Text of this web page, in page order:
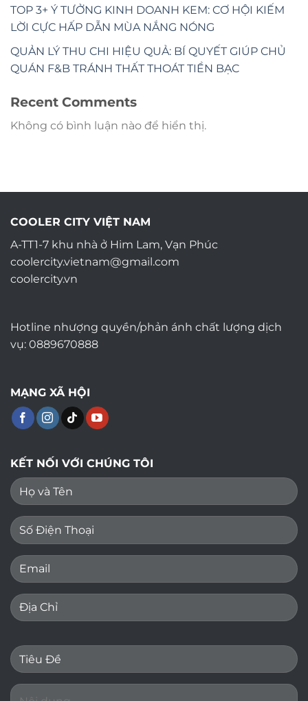
TOP 3+ Ý TƯỞNG KINH DOANH KEM: CƠ HỘI KIẾM
LỜI CỰC HẤP DẪN MÙA NẮNG NÓNG
QUẢN LÝ THU CHI HIỆU QUẢ: BÍ QUYẾT GIÚP CHỦ
QUÁN F&B TRÁNH THẤT THOÁT TIỀN BẠC
Recent Comments
Không có bình luận nào để hiển thị.
COOLER CITY VIỆT NAM
A-TT1-7 khu nhà ở Him Lam, Vạn Phúc
coolercity.vietnam@gmail.com
coolercity.vn
Hotline nhượng quyền/phản ánh chất lượng dịch
vụ: 0889670888
MẠNG XÃ HỘI
KẾT NỐI VỚI CHÚNG TÔI